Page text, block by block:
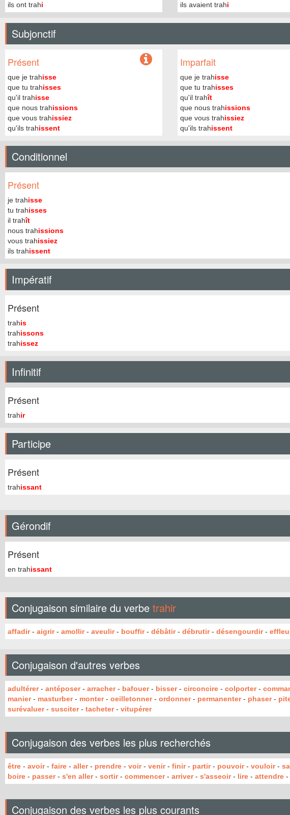
ils ont trahi
ils avaient trahi
Subjonctif
Présent
que je trahisse
que tu trahisses
qu'il trahisse
que nous trahissions
que vous trahissiez
qu'ils trahissent
Imparfait
que je trahisse
que tu trahisses
qu'il trahît
que nous trahissions
que vous trahissiez
qu'ils trahissent
Conditionnel
Présent
je trahisse
tu trahisses
il trahît
nous trahissions
vous trahissiez
ils trahissent
Impératif
Présent
trahis
trahissons
trahissez
Infinitif
Présent
trahir
Participe
Présent
trahissant
Gérondif
Présent
en trahissant
Conjugaison similaire du verbe trahir
affadir- aigrir- amollir- aveulir- bouffir- débâtir- débrutir- désengourdir-
Conjugaison d'autres verbes
adultérer- antéposer- arracher- bafouer- bisser- circoncire - colporter-
manier- masturber- monter- oeilletonner- ordonner- permanenter- phaser-
surévaluer- susciter- tacheter- vitupérer
Conjugaison des verbes les plus recherchés
être - avoir- faire - aller- prendre - voir- venir- finir- partir- pouvoir- vouloir-
boire - passer- s'en aller- sortir- commencer- arriver- s'asseoir- lire - attendre -
Conjugaison des verbes les plus courants